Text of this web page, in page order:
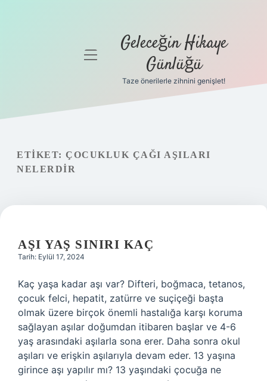
Gizlilik
Yasal Uyarı
menüyü Geleceğin Hikaye
Günlüğü
Taze önerilerle zihnini genişlet!
ETIKET: ÇOCUKLUK ÇAĞI AŞILARI
NELERDIR
AŞI YAŞ SINIRI KAÇ
Tarih: Eylül 17, 2024
Kaç yaşa kadar aşı var? Difteri, boğmaca, tetanos,
çocuk felci, hepatit, zatürre ve suçiçeği başta
olmak üzere birçok önemli hastalığa karşı koruma
sağlayan aşılar doğumdan itibaren başlar ve 4-6
yaş arasındaki aşılarla sona erer. Daha sonra okul
aşıları ve erişkin aşılarıyla devam eder. 13 yaşına
girince aşı yapılır mı? 13 yaşındaki çocuğa ne